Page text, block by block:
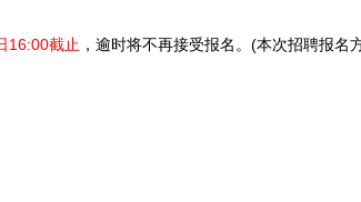
16:00截止 ，逾时将不再接受报名。(本次招聘报